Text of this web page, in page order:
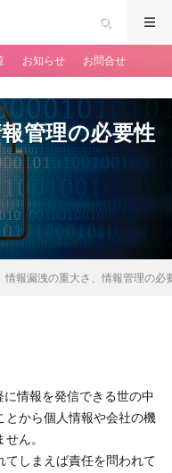
お知らせ お問合せ
管理の必要性
情報漏洩の重大さ、情報管理の必
情報を発信できる世の中
とから個人情報や会社の機
ん。
しまえば責任を問われて